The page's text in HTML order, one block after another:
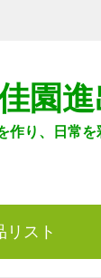
園
作り、日常
リスト